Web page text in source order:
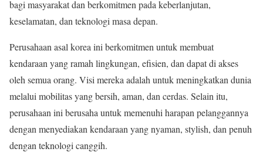
bagi masyarakat dan berkomitmen pada keberlanjutan,
keselamatan, dan teknologi masa depan.
Perusahaan asal korea ini berkomitmen untuk membuat
kendaraan yang ramah lingkungan, efisien, dan dapat di akses
oleh semua orang. Visi mereka adalah untuk meningkatkan dunia
melalui mobilitas yang bersih, aman, dan cerdas. Selain itu,
perusahaan ini berusaha untuk memenuhi harapan pelanggannya
dengan menyediakan kendaraan yang nyaman, stylish, dan penuh
dengan teknologi canggih.